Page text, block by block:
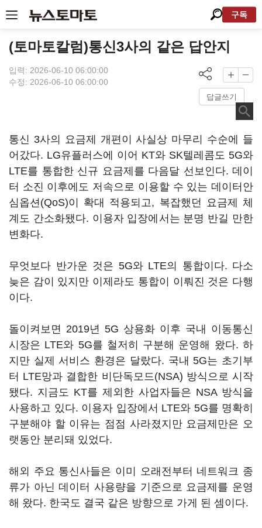
구독
(토마토칼럼)통신3사의 같은 답안지
입력: 2026-06-10 06:00:00
수정: 2026-06-10 06:00:00
답글쓰기
통신 3사의 요금제 개편이 사실상 마무리 수순에 들
어갔다. LG유플러스에 이어 KT와 SK텔레콤도 5G와
LTE를 통합한 신규 요금제를 다음달 선보인다. 데이
터 소진 이후에도 저속으로 이용할 수 있는 데이터안
심옵션(QoS)이 확대 적용되고, 복잡했던 요금제 체
계도 간소화됐다. 이용자 입장에서는 분명 반길 만한
변화다.
무엇보다 반가운 것은 5G와 LTE의 통합이다. 다소
늦은 감이 있지만 이제라도 통합이 이뤄진 것은 다행
이다.
돌이켜보면 2019년 5G 상용화 이후 국내 이동통신
시장은 LTE와 5G를 철저히 구분해 운영해 왔다. 하
지만 실제 서비스 환경은 달랐다. 국내 5G는 초기부
터 LTE망과 결합한 비단독모드(NSA) 방식으로 시작
됐다. 지금도 KT를 제외한 사업자들은 NSA 방식을
사용하고 있다. 이용자 입장에서 LTE와 5G를 명확히
구분해야 할 이유는 점점 사라졌지만 요금제만은 오
랫동안 분리돼 있었다.
해외 주요 통신사들은 이미 오래전부터 네트워크 종
류가 아닌 데이터 사용량을 기준으로 요금제를 운영
해 왔다. 한국도 결국 같은 방향으로 가게 된 셈이다.